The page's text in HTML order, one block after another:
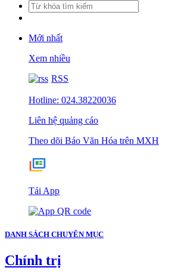
Mới nhất
Xem nhiều
RSS
Hotline: 024.38220036
Liên hệ quảng cáo
Theo dõi Báo Văn Hóa trên MXH
Tải App
DANH SÁCH CHUYÊN MỤC
Chính trị